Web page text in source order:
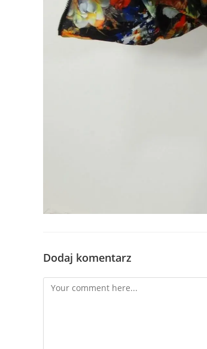
Dodaj komentarz
Comment